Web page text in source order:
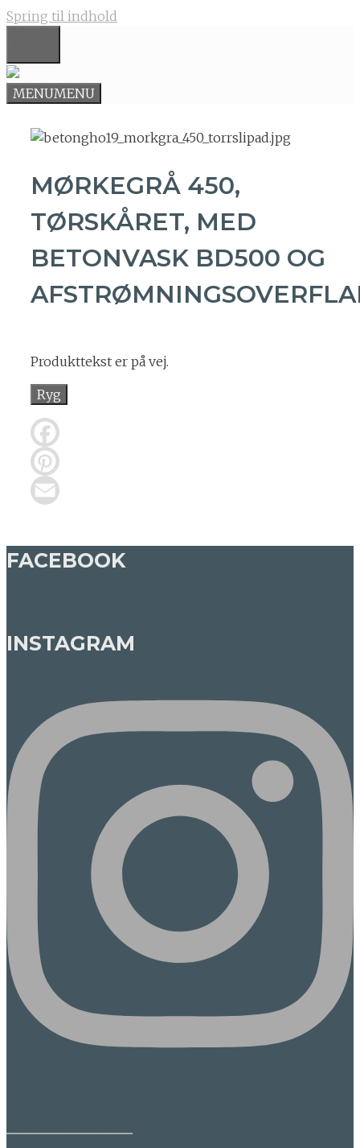
Spring til indhold
MENUMENU
MØRKEGRÅ 450,
TØRSKÅRET, MED
BETONVASK BD500 OG
Produkttekst er på vej.
Ryg
FACEBOOK
INSTAGRAM